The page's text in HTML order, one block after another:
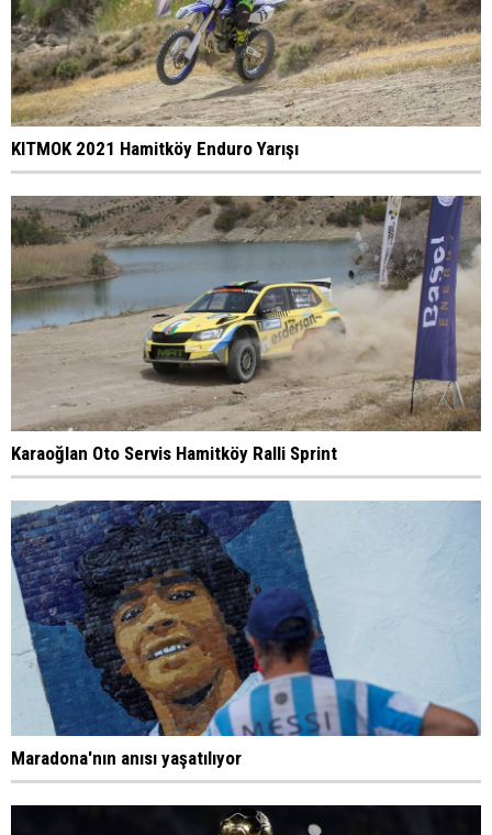
KITMOK 2021 Hamitköy Enduro Yarışı
Karaoğlan Oto Servis Hamitköy Ralli Sprint
Maradona'nın anısı yaşatılıyor